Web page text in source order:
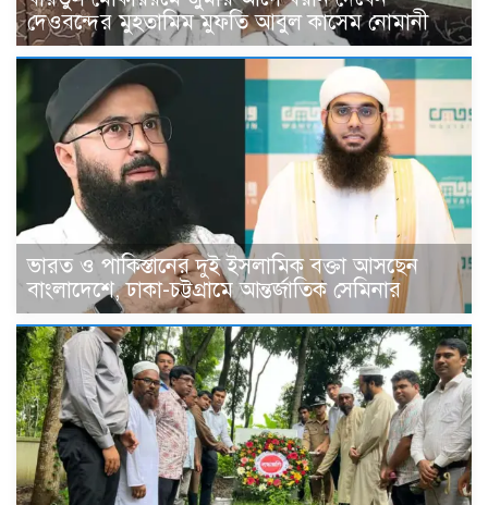
দেওবন্দের মুহতামিম মুফতি আবুল কাসেম নোমানী
ভারত ও পাকিস্তানের দুই ইসলামিক বক্তা আসছেন
বাংলাদেশে, ঢাকা-চট্টগ্রামে আন্তর্জাতিক সেমিনার